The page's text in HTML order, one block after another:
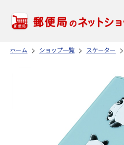
ホーム ショップ一覧 スケーター